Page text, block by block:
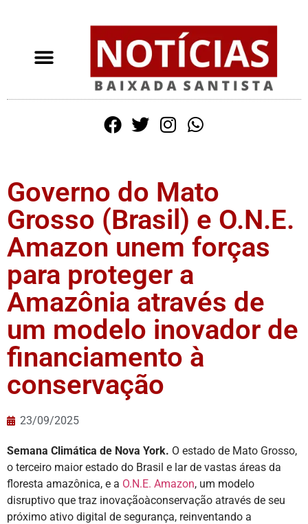
Governo do Mato
Grosso (Brasil) e O.N.E.
Amazon unem forças
para proteger a
Amazônia através de
um modelo inovador de
financiamento à
conservação
23/09/2025
Semana Climática de Nova York. O estado de Mato Grosso,
o terceiro maior estado do Brasil e lar de vastas áreas da
floresta amazônica, e a O.N.E. Amazon, um modelo
disruptivo que traz inovaçãoàconservação através de seu
próximo ativo digital de segurança, reinventando a